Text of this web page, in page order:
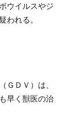
ウイルスやジ
われる。
ＧＤＶ）は、
早く獣医の治